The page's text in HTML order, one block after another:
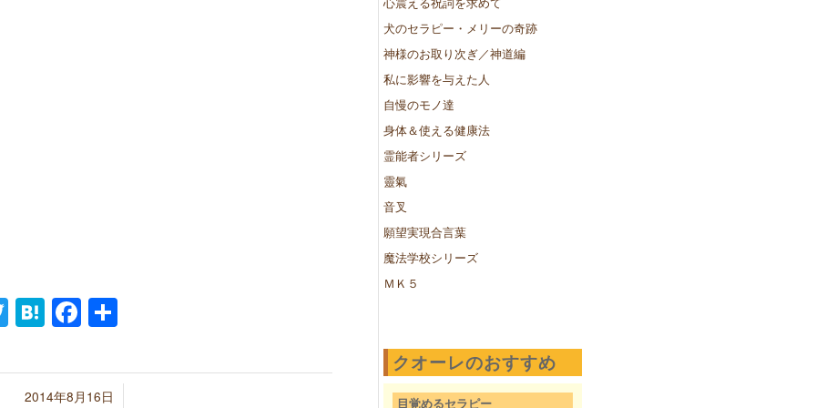
Twitter
HatenaFacebook
2014年8月16日
/
犬のセラピー・メリーの奇跡
神様のお取り次ぎ／神道編
私に影響を与えた人
自慢のモノ達
身体＆使える健康法
霊能者シリーズ
靈氣
音叉
願望実現合言葉
魔法学校シリーズ
ＭＫ５
クオーレのおすすめ
目覚めるセラピー